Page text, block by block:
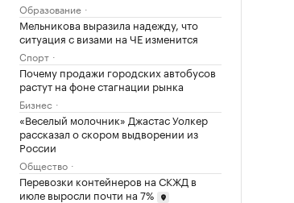
Образование
Мельникова выразила надежду, что
ситуация с визами на ЧЕ изменится
Спорт
Почему продажи городских автобусов
растут на фоне стагнации рынка
Бизнес
«Веселый молочник» Джастас Уолкер
рассказал о скором выдворении из
России
Общество
Перевозки контейнеров на СКЖД в
июле выросли почти на 7%